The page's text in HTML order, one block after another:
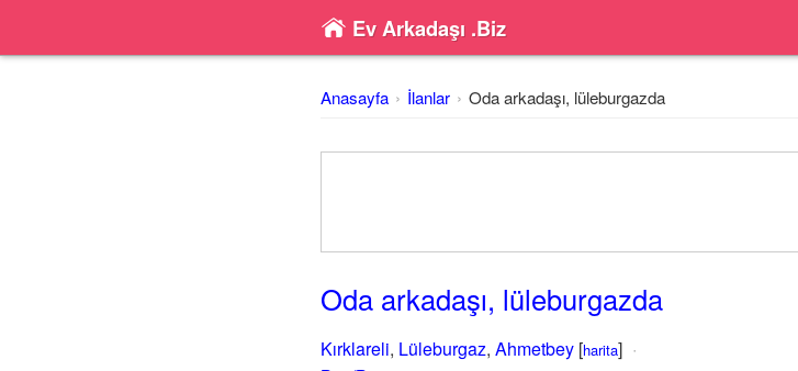
Ev Arkadaşı .Biz
Anasayfa İlanlar Oda arkadaşı, lüleburgazda
Oda arkadaşı, lüleburgazda
Kırklareli, Lüleburgaz, Ahmetbey [harita]